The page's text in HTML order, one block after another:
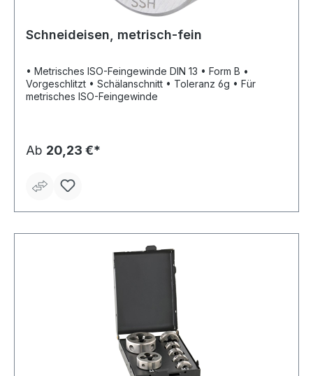
Schneideisen, metrisch-fein
• Metrisches ISO-Feingewinde DIN 13 • Form B •
Vorgeschlitzt • Schälanschnitt • Toleranz 6g • Für
metrisches ISO-Feingewinde
Ab 20,23 €*